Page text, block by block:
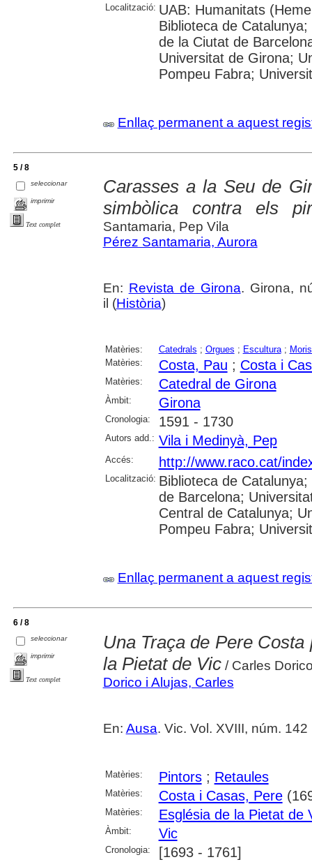
Localització: UAB: Humanitats
Biblioteca de
de la Ciutat de
Universitat de Girona;
Pompeu Fabra;
Enllaç permanent a aquest
5 / 8
seleccionar
imprimir
Text complet
Carasses a la Seu de
simbòlica contra els
Santamaria, Pep Vila
Pérez Santamaria, Aurora
En: Revista de Girona. Girona,
il (Història)
Matèries: Catedrals ; Orgues ; Escultura;
Matèries:
Costa, Pau ; Costa i
Matèries: Catedral de Girona
Àmbit: Girona
Cronologia: 1591 - 1730
Autors add.: Vila i Medinyà, Pep
Accés: http://www.raco.cat/
Localització: Biblioteca de
de Barcelona;
Central de Catalunya;
Pompeu Fabra;
Enllaç permanent a aquest
6 / 8
seleccionar
imprimir
Text complet
Una Traça de Pere
la Pietat de Vic/ Carles
Dorico i Alujas, Carles
En: Ausa. Vic. Vol. XVIII, núm.
Matèries: Pintors; Retaules
Matèries: Costa i Casas, Pere
Matèries: Església de la Pietat de
Àmbit: Vic
Cronologia: [1693 - 1761]